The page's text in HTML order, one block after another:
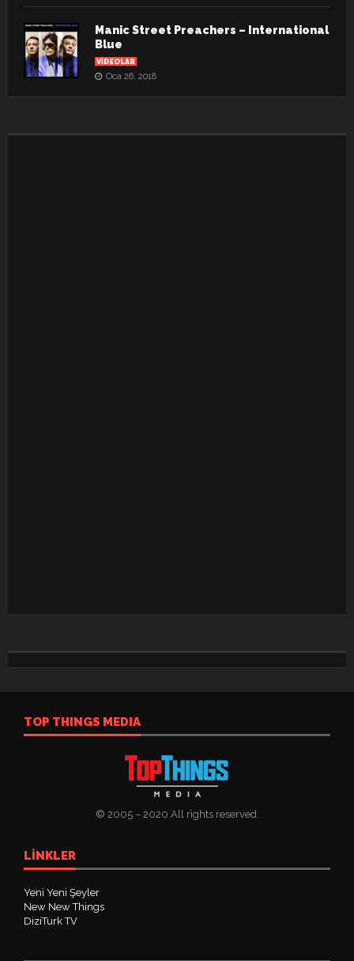
Manic Street Preachers – International
Blue
VIDEOLAR
Oca 26, 2018
TOP THINGS MEDIA
© 2005 – 2020 All rights reserved.
LINKLER
Yeni Yeni Şeyler
New New Things
DiziTurk TV